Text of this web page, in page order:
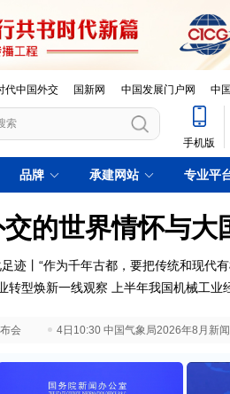
代中国外交 国新网 中国发展门户网 中
手机版
品牌 承建网站 专业平
的世界情怀与大
迹丨“作为千年古都，要把传统和现代
转型焕新一线观察 上半年我国机械工业
会 4日10:30 中国气象局2026年8月新